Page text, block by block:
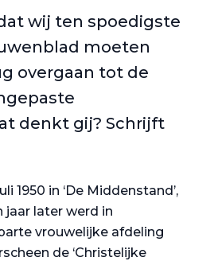
wij ten spoedigste
moeten
overgaan tot de
denkt gij? Schrijft
1950 in ‘De Middenstand’,
jaar later werd in
vrouwelijke afdeling
de ‘Christelijke